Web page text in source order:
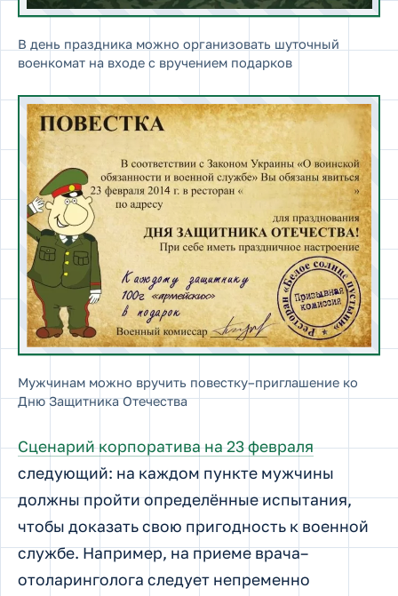
В день праздника можно организовать шуточный
военкомат на входе с вручением подарков
Мужчинам можно вручить повестку–приглашение ко
Дню Защитника Отечества
Сценарий корпоратива на 23 февраля
следующий: на каждом пункте мужчины
должны пройти определённые испытания,
чтобы доказать свою пригодность к военной
службе. Например, на приеме врача–
отоларинголога следует непременно